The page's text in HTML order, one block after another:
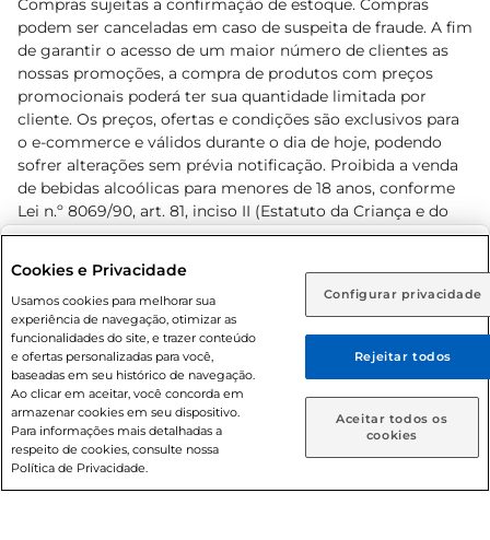
Rio de Janeiro (RJ) Goiás (GO)
Ou
Caso queira comprar online, informe como deseja receber
suas compras:
Entrega em casa Retire em Loja
Compras sujeitas a confirmação de estoque. Compras
podem ser canceladas em caso de suspeita de fraude. A fim
de garantir o acesso de um maior número de clientes as
nossas promoções, a compra de produtos com preços
promocionais poderá ter sua quantidade limitada por
cliente. Os preços, ofertas e condições são exclusivos para
o e-commerce e válidos durante o dia de hoje, podendo
sofrer alterações sem prévia notificação. Proibida a venda
de bebidas alcoólicas para menores de 18 anos, conforme
Lei n.º 8069/90, art. 81, inciso II (Estatuto da Criança e do
Adolescente). Preços e condições exclusivos para o
prévio. O valor mínimo para as compras on-line é de R$
80,00.
© 2026 Copyright. Todos os direitos
reservados Prezunic.
Cookies e Privacidade
Usamos cookies para melhorar sua
experiência de navegação, otimizar as
funcionalidades do site, e trazer conteúdo
e ofertas personalizadas para você,
baseadas em seu histórico de navegação.
Ao clicar em aceitar, você concorda em
armazenar cookies em seu dispositivo.
Para informações mais detalhadas a
respeito de cookies, consulte nossa
Política de Privacidade.
Configurar privacidade
Rejeitar todos
Aceitar todos os
cookies